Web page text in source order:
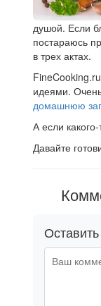
душой. Если
постараюсь
в трех актах.
идеями.
домашнюю
А если
Давайте